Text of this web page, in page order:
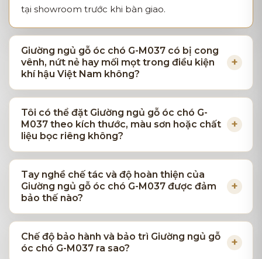
tại showroom trước khi bàn giao.
Giường ngủ gỗ óc chó G-M037 có bị cong
vênh, nứt nẻ hay mối mọt trong điều kiện
khí hậu Việt Nam không?
Tôi có thể đặt Giường ngủ gỗ óc chó G-
M037 theo kích thước, màu sơn hoặc chất
liệu bọc riêng không?
Tay nghề chế tác và độ hoàn thiện của
Giường ngủ gỗ óc chó G-M037 được đảm
bảo thế nào?
Chế độ bảo hành và bảo trì Giường ngủ gỗ
óc chó G-M037 ra sao?